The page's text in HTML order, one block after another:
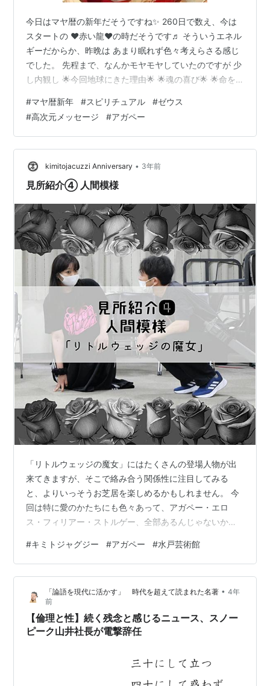
今日はマヤ暦の新年だそうですね✨ 260日で数え、今は
スタートの ❤️赤い龍❤️の時だそうです♬ そういうエネル
ギーだからか、昨晩は あまり眠れず色々考えらさる感じ
でした。 先程まで、なんかモヤモヤしていたのですが 少
し内観し 🌟今回地球にきた理由🌟 🌟魂の喜び🌟 🌟命を
と、昔のギリシャのアカデミーみたいな ところで、先生
や生徒達が語らう様子が見えて きました。 そして ❤️ア
ガペー❤️ と浮かびました。 そして、ゼウスがメッセージ
をくれました。 ❤️❤️❤️❤️❤️❤️❤️❤️❤️ 愛を共に語り合おう
ではないか。 アガペーの一言につきていく…
#マヤ暦新年 #スピリチュアル #ゼウス
#高次元メッセージ #アガペー
kimitojacuzzi Anniversary • 3年前
見所紹介④ 人間模様
「リトルウェッジの魔女」にはたくさんの登場人物が出
来てきますが、そこで絡み合う関係性に注目してみる
と、よりいっそうお芝居を楽しめるかもしれません。 今
回は特に愛のかたちにも色々あって、アガペー・エロ
ス・フィリアー・ストルゲー、全部あるんじゃないか
つかると思いますの、ぜひ感情移入をして見て貰えると
嬉しいです。 三池作品ならではの、誰もが主人公になり
えるお話。個人的なオススメは、駒ちゃんとちーちゃん
の役の関係性がエモくて、通しの時は魅入ってしまいま
した。一時期水戸演劇界で百合が流行った時期があった
かと思うんですけど（気のせいかもしれない）、美し
い…
#キミトジャグジー #アガペー #水戸芸術館
「論語を現代に活かす」 時代を超えて読まれた名著 • 4年
前
【倫理と性】続く残念と感じるニュース、スノー
ピーク山井社長が電撃辞任